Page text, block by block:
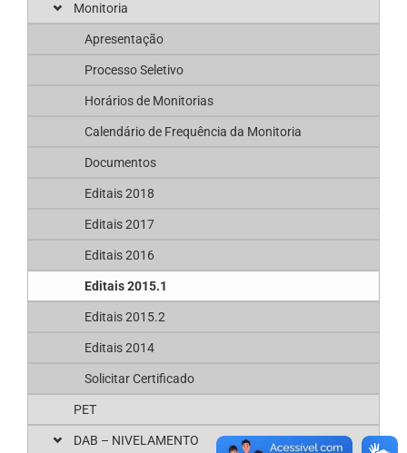
Monitoria
Apresentação
Processo Seletivo
Horários de Monitorias
Calendário de Frequência da Monitoria
Documentos
Editais 2018
Editais 2017
Editais 2016
Editais 2015.1
Editais 2015.2
Editais 2014
Solicitar Certificado
PET
DAB – NIVELAMENTO